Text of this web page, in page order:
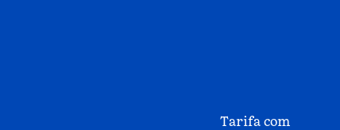
Tarifa com